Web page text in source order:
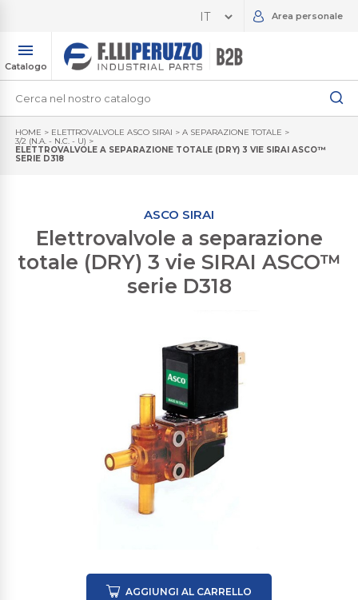
Area personale
Catalogo
HOME > ELETTROVALVOLE ASCO SIRAI > A SEPARAZIONE TOTALE >
3/2 (N.A. - N.C. - U) >
ELETTROVALVOLE A SEPARAZIONE TOTALE (DRY) 3 VIE SIRAI ASCO™
SERIE D318
ASCO SIRAI
Elettrovalvole a separazione
totale (DRY) 3 vie SIRAI ASCO™
serie D318
AGGIUNGI AL CARRELLO